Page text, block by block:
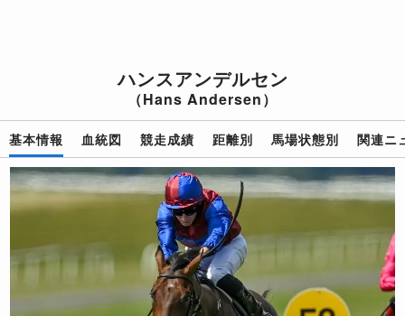
ハンスアンデルセン
（Hans Andersen）
基本情報 血統図 競走成績 距離別 馬場状態別 関連ニ